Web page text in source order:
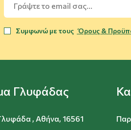
Συμφωνώ με τους Όρους &
Γλυφάδας
, Αθήνα, 16561